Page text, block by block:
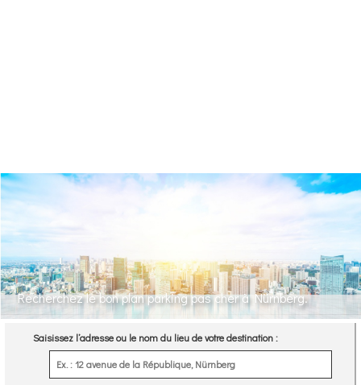
Recherchez le bon plan parking pas cher à Nürnberg.
Saisissez l’adresse ou le nom du lieu de votre destination :